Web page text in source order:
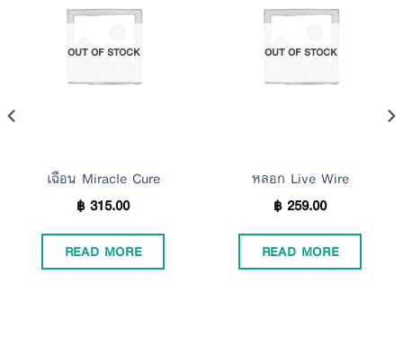
OUT OF STOCK
เฉือน Miracle Cure
฿315.00
READ MORE
OUT OF STOCK
หลอก Live Wire
฿259.00
READ MORE